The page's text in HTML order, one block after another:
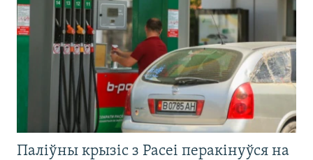
Паліўны крызіс з Расеі перакінуўся на